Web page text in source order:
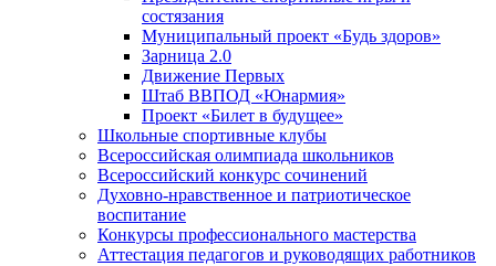
состязания
Муниципальный проект «Будь здоров»
Зарница 2.0
Движение Первых
Штаб ВВПОД «Юнармия»
Проект «Билет в будущее»
Школьные спортивные клубы
Всероссийская олимпиада школьников
Всероссийский конкурс сочинений
Духовно-нравственное и патриотическое
воспитание
Конкурсы профессионального мастерства
Аттестация педагогов и руководящих работников